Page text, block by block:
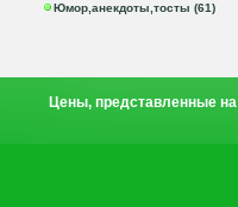
Юмор,анекдоты,тосты (61)
Цены, представленные